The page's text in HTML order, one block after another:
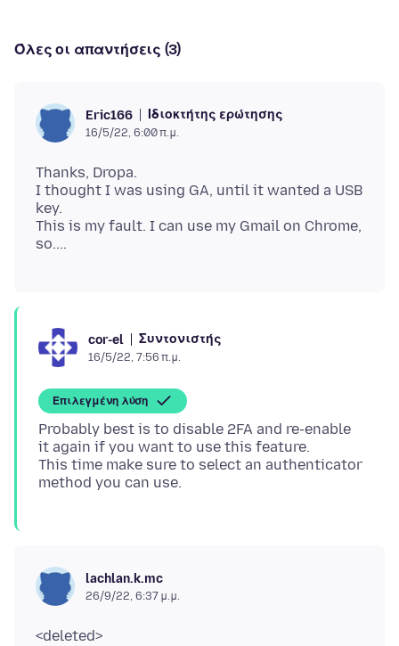
Όλες οι απαντήσεις (3)
Eric166 Ιδιοκτήτης ερώτησης
16/5/22, 6:00 π.μ.
Thanks, Dropa.
I thought I was using GA, until it wanted a USB
key.
This is my fault. I can use my Gmail on Chrome,
cor-el Συντονιστής
16/5/22, 7:56 π.μ.
Επιλεγμένη λύση
Probably best is to disable 2FA and re-enable
it again if you want to use this feature.
This time make sure to select an authenticator
lachlan.k.mc
26/9/22, 6:37 μ.μ.